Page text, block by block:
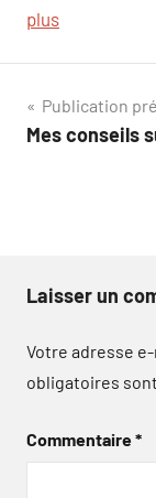
plus
de
Publication
Mes conseils
Laisser un
Votre adresse
obligatoires
Commentaire*